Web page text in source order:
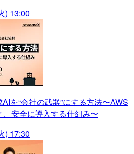
) 13:00
AIを“会社の武器”にする方法〜AWS
安全に導入する仕組み〜
) 17:30